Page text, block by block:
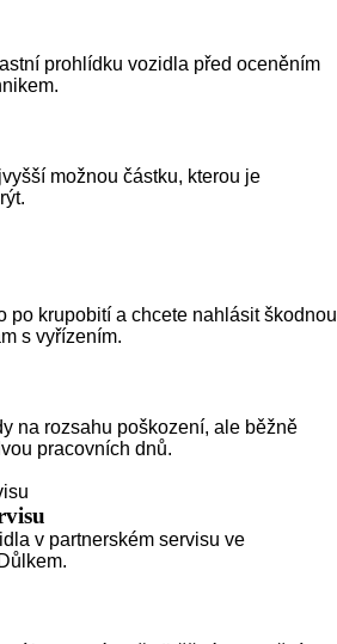
prohlídku vozidla před oceněním
možnou částku, kterou je
po krupobití a chcete nahlásit škodnou
s vyřízením.
na rozsahu poškození, ale běžně
pracovních dnů.
v partnerském servisu ve